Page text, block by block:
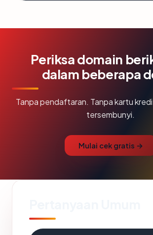
Periksa domain
dalam beberapa
Tanpa pendaftaran. Tanpa kartu
tersembunyi.
Mulai cek gratis →